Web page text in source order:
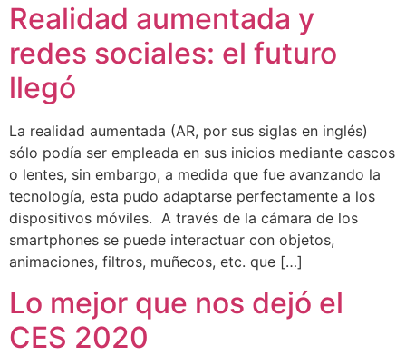
Realidad aumentada y
redes sociales: el futuro
llegó
La realidad aumentada (AR, por sus siglas en inglés)
sólo podía ser empleada en sus inicios mediante cascos
o lentes, sin embargo, a medida que fue avanzando la
tecnología, esta pudo adaptarse perfectamente a los
dispositivos móviles. A través de la cámara de los
smartphones se puede interactuar con objetos,
animaciones, filtros, muñecos, etc. que […]
Lo mejor que nos dejó el
CES 2020